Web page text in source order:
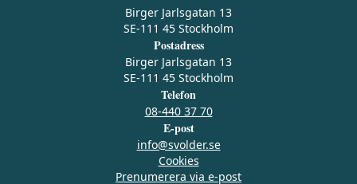
Birger Jarlsgatan 13
SE-111 45 Stockholm
Postadress
Birger Jarlsgatan 13
SE-111 45 Stockholm
Telefon
08-440 37 70
E-post
info@svolder.se
Cookies
Prenumerera via e‑post